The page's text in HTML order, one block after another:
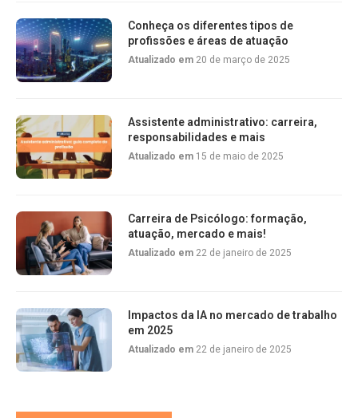
Conheça os diferentes tipos de
profissões e áreas de atuação
Atualizado em 20 de março de 2025
Assistente administrativo: carreira,
responsabilidades e mais
Atualizado em 15 de maio de 2025
Carreira de Psicólogo: formação,
atuação, mercado e mais!
Atualizado em 22 de janeiro de 2025
Impactos da IA no mercado de trabalho
em 2025
Atualizado em 22 de janeiro de 2025